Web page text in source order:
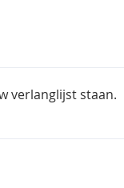
verlanglijst staan.